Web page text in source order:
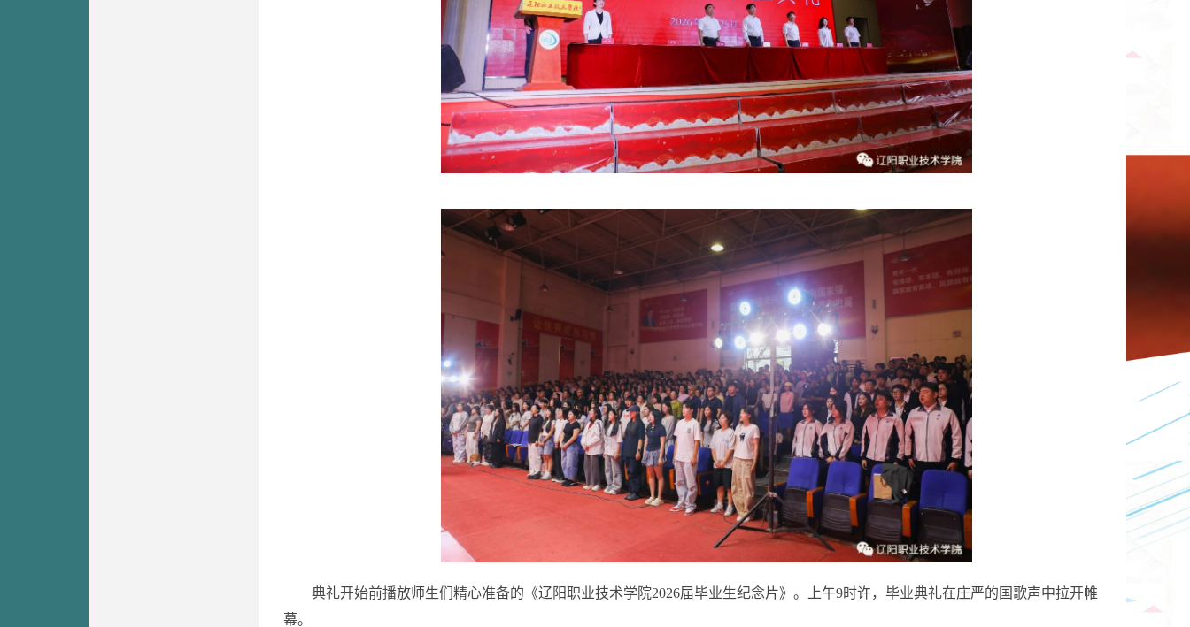
典礼开始前播放师生们精心准备的《辽阳职业技术学院2026届毕业生纪念片》。上午9时许，毕业典礼在庄严的国歌声中拉开帷
幕。